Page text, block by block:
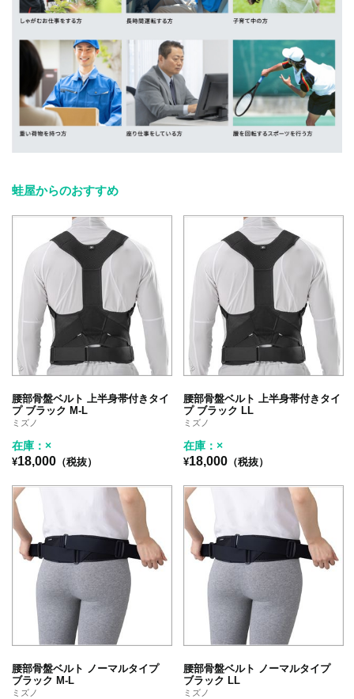
蛙屋からのおすすめ
腰部骨盤ベルト 上半身帯付きタイ
プ ブラック M-L
ミズノ
在庫：×
¥18,000 （税抜）
腰部骨盤ベルト 上半身帯付きタイ
プ ブラック LL
ミズノ
在庫：×
¥18,000 （税抜）
腰部骨盤ベルト ノーマルタイプ
ブラック M-L
ミズノ
腰部骨盤ベルト ノーマルタイプ
ブラック LL
ミズノ